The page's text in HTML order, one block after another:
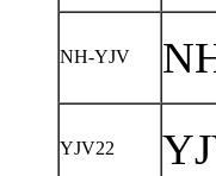
NH-YJV
YJV22